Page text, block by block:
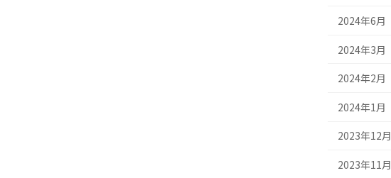
2024年6月
2024年3月
2024年2月
2024年1月
2023年12月
2023年11月